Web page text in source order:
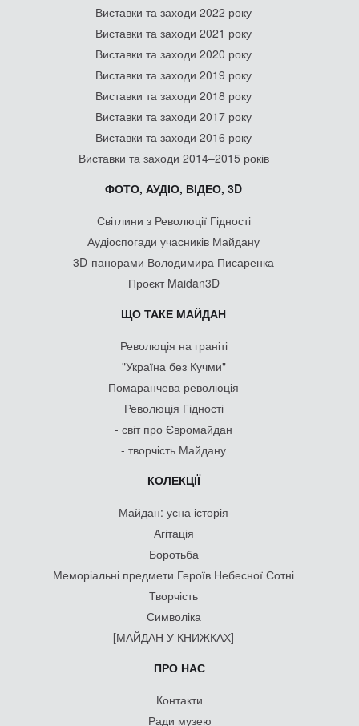
Виставки та заходи 2022 року
Виставки та заходи 2021 року
Виставки та заходи 2020 року
Виставки та заходи 2019 року
Виставки та заходи 2018 року
Виставки та заходи 2017 року
Виставки та заходи 2016 року
Виставки та заходи 2014–2015 років
ФОТО, АУДІО, ВІДЕО, 3D
Світлини з Революції Гідності
Аудіоспогади учасників Майдану
3D-панорами Володимира Писаренка
Проєкт Maidan3D
ЩО ТАКЕ МАЙДАН
Революція на граніті
"Україна без Кучми"
Помаранчева революція
Революція Гідності
- світ про Євромайдан
- творчість Майдану
КОЛЕКЦІЇ
Майдан: усна історія
Агітація
Боротьба
Меморіальні предмети Героїв Небесної Сотні
Творчість
Символіка
[МАЙДАН У КНИЖКАХ]
ПРО НАС
Контакти
Ради музею